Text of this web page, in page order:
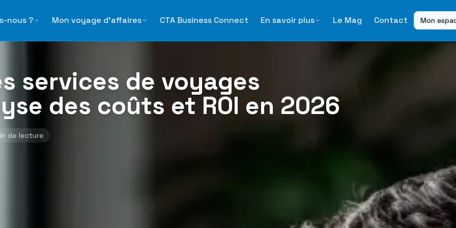
nous ? Mon voyage d'affaires CTA Business Connect En savoir plus Le Mag Contact Mon
d'affaires : analyse des coûts et ROI en 2026
services de voyages
des coûts et ROI en 2026
de lecture